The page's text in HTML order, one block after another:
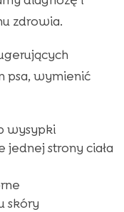
zdrowia.
psa, wymienić
wysypki
jednej strony ciała
skóry